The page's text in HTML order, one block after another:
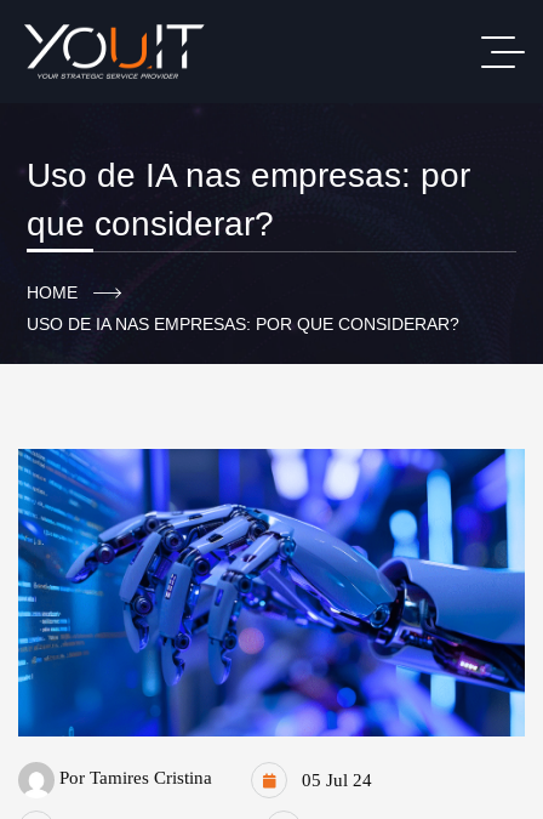
Uso de IA nas empresas: por
que considerar?
HOME
USO DE IA NAS EMPRESAS: POR QUE CONSIDERAR?
Por Tamires Cristina 05 Jul 24